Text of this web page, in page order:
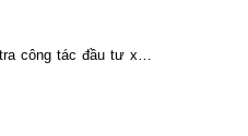
công tác đầu tư xây
đơn vị thuộc Tổng
Bát Xát, tỉnh